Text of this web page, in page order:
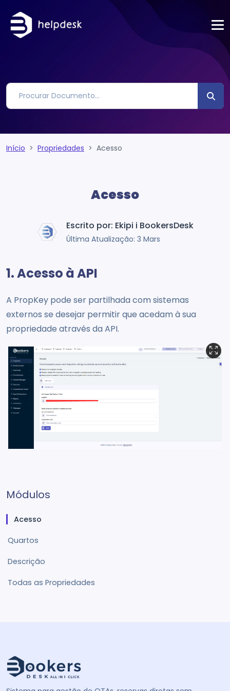
Início Propriedades Acesso
Acesso
Escrito por: Ekipi i BookersDesk
Última Atualização: 3 Mars
1. Acesso à API
A PropKey pode ser partilhada com sistemas
externos se desejar permitir que acedam à sua
propriedade através da API.
Módulos
Acesso
Quartos
Descrição
Todas as Propriedades